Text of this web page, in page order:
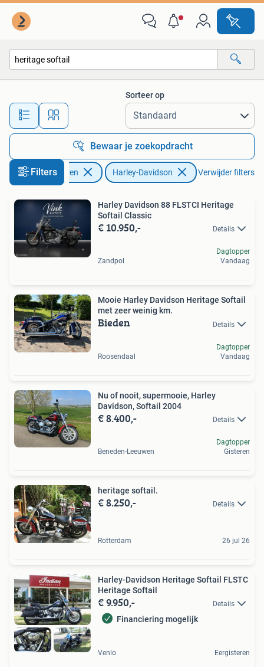
Alle afstanden…
Sorteer op
Bewaar je zoekopdracht
FiltersMotoren Harley-Davidson Verwijder filters
Harley Davidson 88 FLSTCI Heritage
Softail Classic
€ 10.950,- Details
Zandpol
Dagtopper
Vandaag
Mooie Harley Davidson Heritage Softail
met zeer weinig km.
Bieden Details
Roosendaal
Dagtopper
Vandaag
Nu of nooit, supermooie, Harley
Davidson, Softail 2004
€ 8.400,- Details
Beneden-Leeuwen
Dagtopper
Gisteren
heritage softail.
€ 8.250,- Details
Rotterdam 26 jul 26
Harley-Davidson Heritage Softail FLSTC
Heritage Softail
€ 9.950,- Details
Financiering mogelijk
Venlo Eergisteren